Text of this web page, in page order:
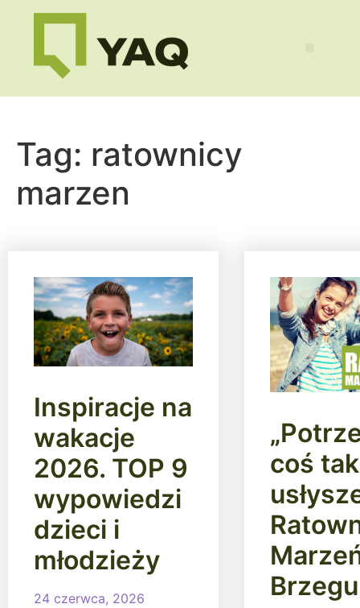
Tag: ratownicy
marzen
Inspiracje na
wakacje
2026. TOP 9
wypowiedzi
dzieci i
młodzieży
24 czerwca, 2026
coś
Brzegu